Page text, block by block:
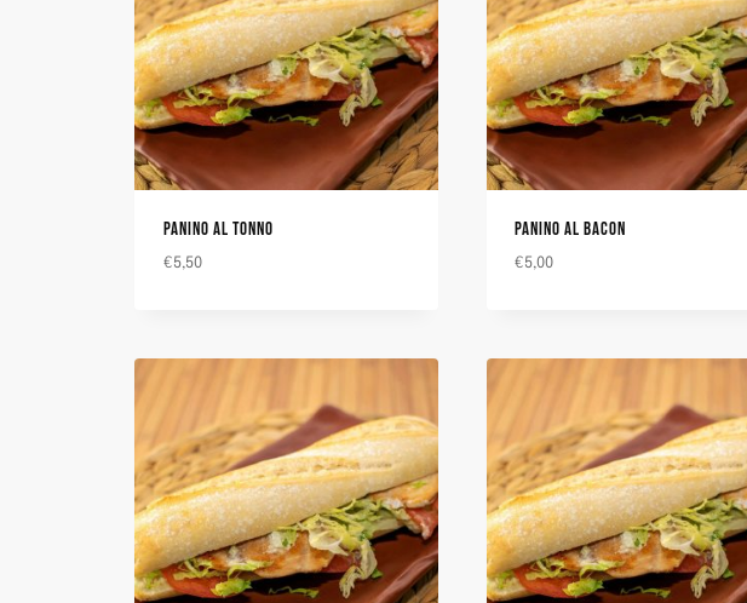
PANINO AL TONNO
€5,50
PANINO AL BACON
€5,00